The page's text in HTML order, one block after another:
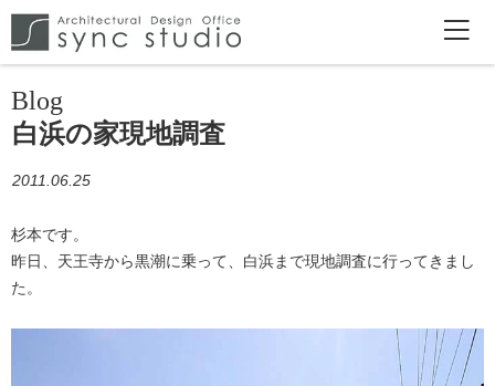
Blog
白浜の家現地調査
2011.06.25
杉本です。
昨日、天王寺から黒潮に乗って、白浜まで現地調査に行ってきまし
た。